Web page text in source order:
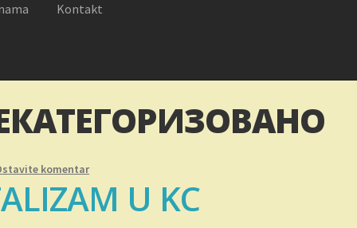
Kontakt
komentar
U KC